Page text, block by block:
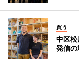
買う
中区
発信の